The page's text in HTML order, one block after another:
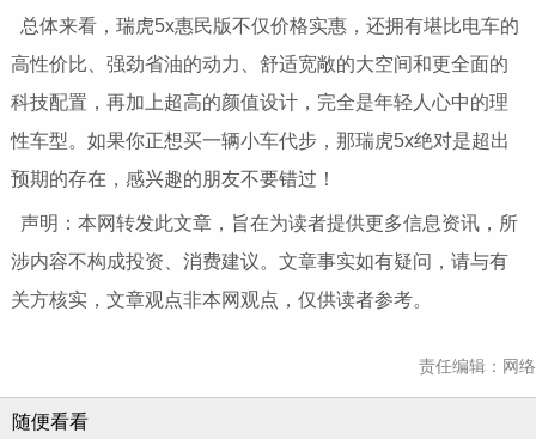
总体来看，瑞虎5x惠民版不仅价格实惠，还拥有堪比电车的
高性价比、强劲省油的动力、舒适宽敞的大空间和更全面的
科技配置，再加上超高的颜值设计，完全是年轻人心中的理
性车型。如果你正想买一辆小车代步，那瑞虎5x绝对是超出
预期的存在，感兴趣的朋友不要错过！
声明：本网转发此文章，旨在为读者提供更多信息资讯，所
涉内容不构成投资、消费建议。文章事实如有疑问，请与有
关方核实，文章观点非本网观点，仅供读者参考。
责任编辑：网络
随便看看